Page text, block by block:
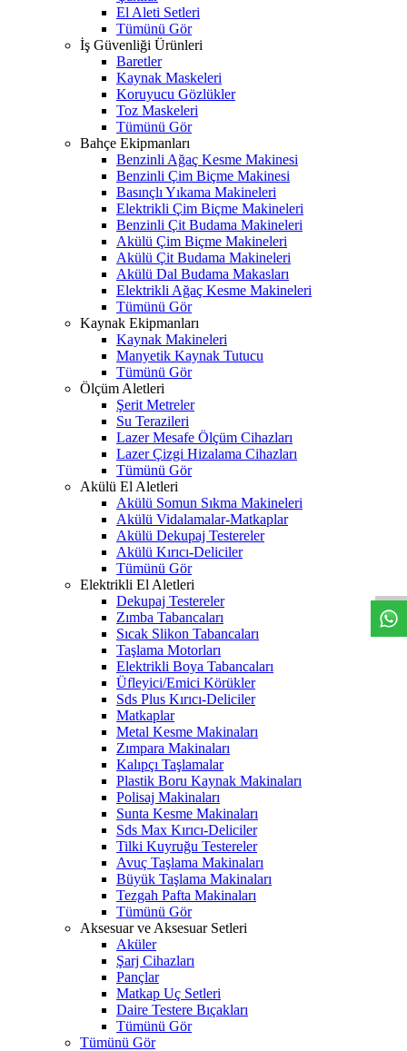
El Aleti Setleri
Tümünü Gör
İş Güvenliği Ürünleri
Baretler
Kaynak Maskeleri
Koruyucu Gözlükler
Toz Maskeleri
Tümünü Gör
Bahçe Ekipmanları
Benzinli Ağaç Kesme Makinesi
Benzinli Çim Biçme Makinesi
Basınçlı Yıkama Makineleri
Elektrikli Çim Biçme Makineleri
Benzinli Çit Budama Makineleri
Akülü Çim Biçme Makineleri
Akülü Çit Budama Makineleri
Akülü Dal Budama Makasları
Elektrikli Ağaç Kesme Makineleri
Tümünü Gör
Kaynak Ekipmanları
Kaynak Makineleri
Manyetik Kaynak Tutucu
Tümünü Gör
Ölçüm Aletleri
Şerit Metreler
Su Terazileri
Lazer Mesafe Ölçüm Cihazları
Lazer Çizgi Hizalama Cihazları
Tümünü Gör
Akülü El Aletleri
Akülü Somun Sıkma Makineleri
Akülü Vidalamalar-Matkaplar
Akülü Dekupaj Testereler
Akülü Kırıcı-Deliciler
Tümünü Gör
Elektrikli El Aletleri
Dekupaj Testereler
Zımba Tabancaları
Sıcak Slikon Tabancaları
Taşlama Motorları
Elektrikli Boya Tabancaları
Üfleyici/Emici Körükler
Sds Plus Kırıcı-Deliciler
Matkaplar
Metal Kesme Makinaları
Zımpara Makinaları
Kalıpçı Taşlamalar
Plastik Boru Kaynak Makinaları
Polisaj Makinaları
Sunta Kesme Makinaları
Sds Max Kırıcı-Deliciler
Tilki Kuyruğu Testereler
Avuç Taşlama Makinaları
Büyük Taşlama Makinaları
Tezgah Pafta Makinaları
Tümünü Gör
Aksesuar ve Aksesuar Setleri
Aküler
Şarj Cihazları
Pançlar
Matkap Uç Setleri
Daire Testere Bıçakları
Tümünü Gör
Tümünü Gör